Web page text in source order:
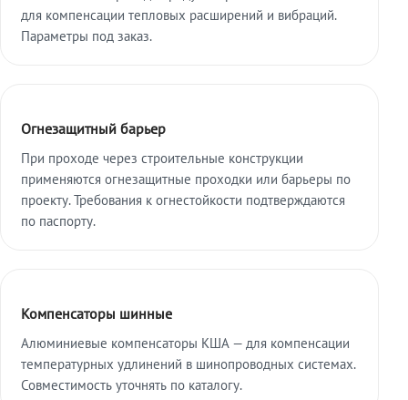
для компенсации тепловых расширений и вибраций.
Параметры под заказ.
Огнезащитный барьер
При проходе через строительные конструкции
применяются огнезащитные проходки или барьеры по
проекту. Требования к огнестойкости подтверждаются
по паспорту.
Компенсаторы шинные
Алюминиевые компенсаторы КША — для компенсации
температурных удлинений в шинопроводных системах.
Совместимость уточнять по каталогу.